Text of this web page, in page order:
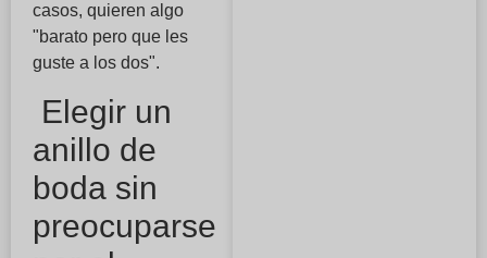
casos, quieren algo
"barato pero que les
guste a los dos".
Elegir un
anillo de
boda sin
preocuparse